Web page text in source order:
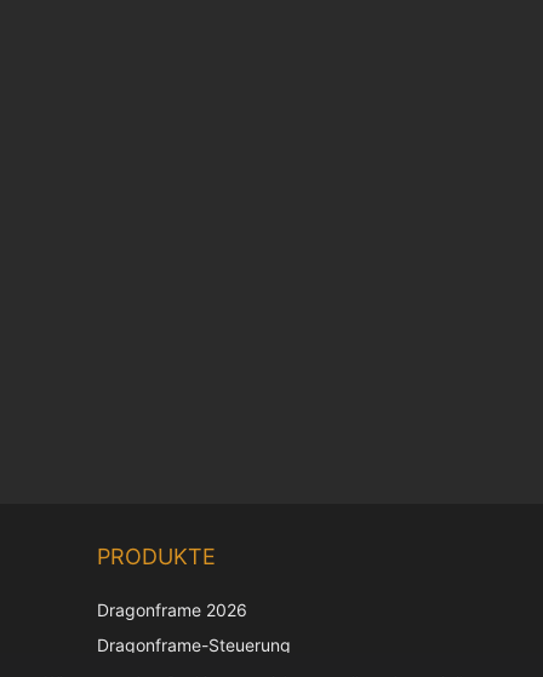
PRODUKTE
Dragonframe 2026
Dragonframe-Steuerung